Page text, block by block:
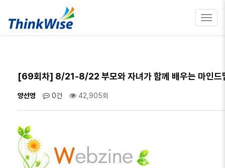
[69회차] 8/21-8/22 부모와 자녀가 함께 배우는 마인드
양선영 0건 42,905회